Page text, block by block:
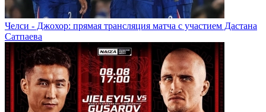
Челси - Джохор: прямая трансляция матча с участием Дастана
Сатпаева